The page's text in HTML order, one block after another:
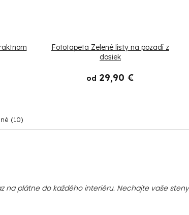
Fototapeta Zelené listy na pozadí z
dosiek
od 29,90 €
(10)
na plátne do každého interiéru. Nechajte vaše